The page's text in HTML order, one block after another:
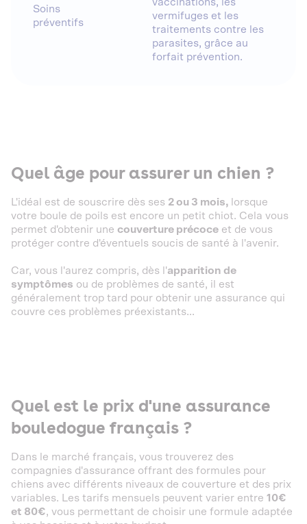
Soins
préventifs
vermifuges et les
traitements contre les
parasites, grâce au
forfait prévention.
Quel âge pour assurer un chien ?
L'idéal est de souscrire dès ses 2 ou 3 mois, lorsque
votre boule de poils est encore un petit chiot. Cela vous
permet d'obtenir une couverture précoce et de vous
protéger contre d'éventuels soucis de santé à l'avenir.
Car, vous l'aurez compris, dès l'apparition de
symptômes ou de problèmes de santé, il est
généralement trop tard pour obtenir une assurance qui
couvre ces problèmes préexistants...
Quel est le prix d'une assurance
bouledogue français ?
Dans le marché français, vous trouverez des
compagnies d'assurance offrant des formules pour
chiens avec différents niveaux de couverture et des prix
variables. Les tarifs mensuels peuvent varier entre 10€
et 80€, vous permettant de choisir une formule adaptée